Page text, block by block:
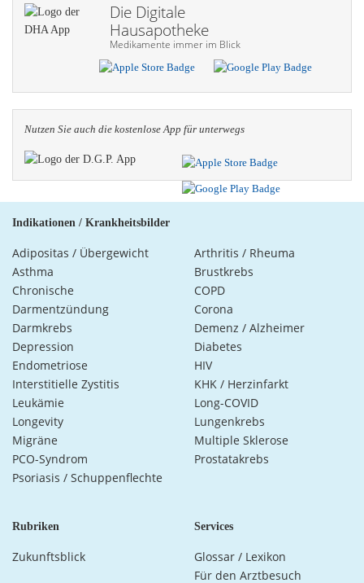
Die Digitale
Hausapotheke
Medikamente immer im Blick
Nutzen Sie auch die kosten­lose App für unterwegs
Indikationen / Krankheitsbilder
Adipositas / Übergewicht
Arthritis / Rheuma
Asthma
Brustkrebs
Chronische
Darmentzündung
COPD
Corona
Darmkrebs
Demenz / Alzheimer
Depression
Diabetes
Endometriose
HIV
Interstitielle Zystitis
KHK / Herzinfarkt
Leukämie
Long-COVID
Longevity
Lungenkrebs
Migräne
Multiple Sklerose
PCO-Syndrom
Prostatakrebs
Psoriasis / Schuppenflechte
Rubriken
Zukunftsblick
Services
Glossar / Lexikon
Für den Arztbesuch